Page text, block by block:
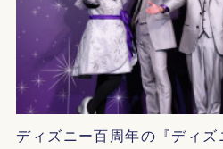
ディズニー百周年の『ディ